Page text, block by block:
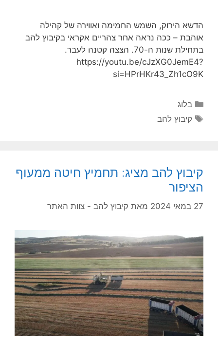
הדשא הירוק, השמש החמימה ואווירה של קהילה
אוהבת – ככה נראה אחר צהריים אקראי בקיבוץ להב
בתחילת שנות ה-70. הצצה קטנה לעבר.
https://youtu.be/cJzXG0JemE4?
si=HPrHKr43_Zh1cO9K
בלוג
קיבוץ להב
קיבוץ להב מציג: תחמיץ חיטה ממעוף
הציפור
27 במאי 2024 מאת קיבוץ להב - צוות האתר